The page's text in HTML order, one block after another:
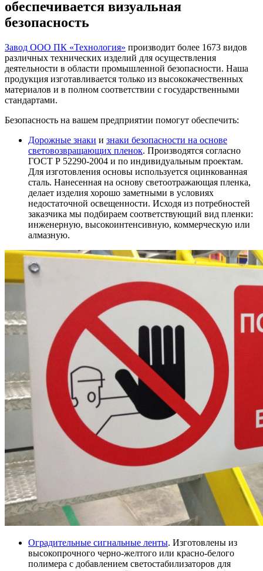
обеспечивается визуальная
безопасность
Завод ООО ПК «Технология» производит более 1673 видов
различных технических изделий для осуществления
деятельности в области промышленной безопасности. Наша
продукция изготавливается только из высококачественных
материалов и в полном соответствии с государственными
стандартами.
Безопасность на вашем предприятии помогут обеспечить:
Дорожные знаки и знаки безопасности на основе
световозвращающих пленок. Производятся согласно
ГОСТ Р 52290-2004 и по индивидуальным проектам.
Для изготовления основы используется оцинкованная
сталь. Нанесенная на основу светоотражающая пленка,
делает изделия хорошо заметными в условиях
недостаточной освещенности. Исходя из потребностей
заказчика мы подбираем соответствующий вид пленки:
инженерную, высокоинтенсивную, коммерческую или
алмазную.
Оградительные сигнальные ленты. Изготовлены из
высокопрочного черно-желтого или красно-белого
полимера с добавлением светостабилизаторов для